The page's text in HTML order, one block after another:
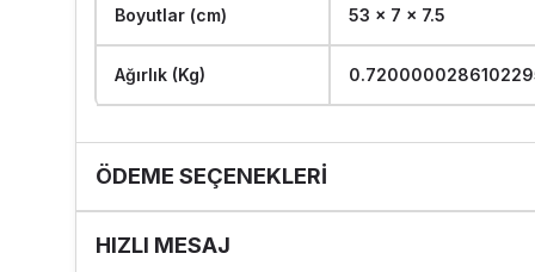
Boyutlar (cm) 53 x 7 x 7.5
Ağırlık (Kg)
ÖDEME SEÇENEKLERI
HIZLI MESAJ